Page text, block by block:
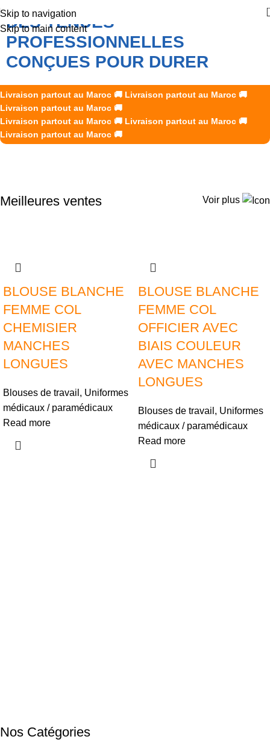
Skip to navigation
Skip to main content
DES TENUES
PROFESSIONNELLES
CONÇUES POUR DURER
K2R Creations accompagne les professionnels marocains
avec des vêtements de travail et des EPI fiables, durables et
adaptés aux exigences de chaque métier.
Découvrir nos produits
Livraison partout au Maroc 🚚 Livraison partout au Maroc 🚚
Livraison partout au Maroc 🚚
Livraison partout au Maroc 🚚 Livraison partout au Maroc 🚚
Livraison partout au Maroc 🚚
Meilleures ventes Voir plus
BLOUSE BLANCHE
FEMME COL
CHEMISIER
MANCHES
LONGUES
Blouses de travail , Uniformes
médicaux / paramédicaux
Read more
BLOUSE BLANCHE
FEMME COL
OFFICIER AVEC
BIAIS COULEUR
AVEC MANCHES
LONGUES
Blouses de travail , Uniformes
médicaux / paramédicaux
Read more
Nos Catégories